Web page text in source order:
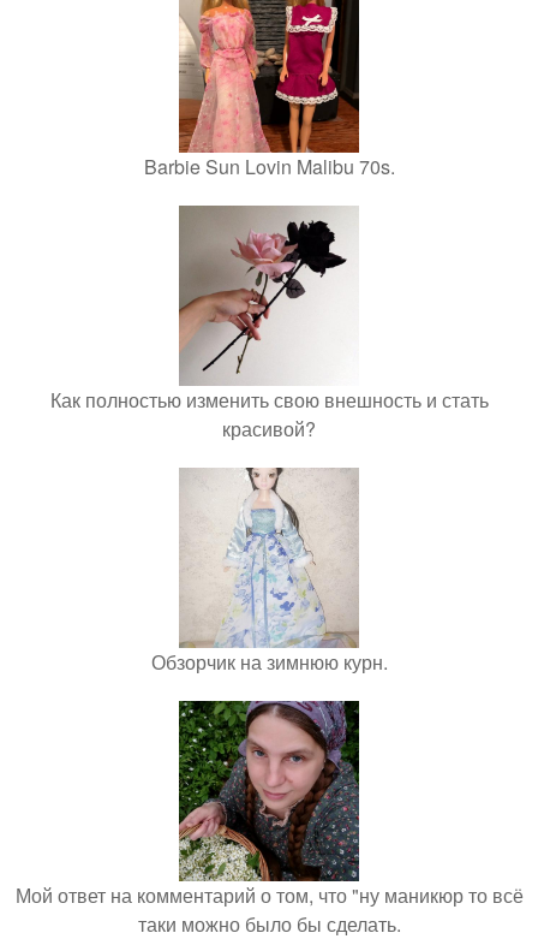
Barbie Sun Lovin Malibu 70s.
Как полностью изменить свою внешность и стать
красивой?
Обзорчик на зимнюю курн.
Мой ответ на комментарий о том, что "ну маникюр то всё
таки можно было бы сделать.